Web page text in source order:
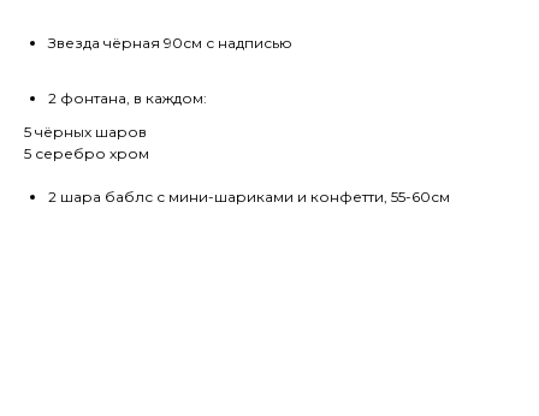
Звезда чёрная 90см с надписью
2 фонтана, в каждом:
5 чёрных шаров
5 серебро хром
2 шара баблс с мини-шариками и конфетти, 55-60см